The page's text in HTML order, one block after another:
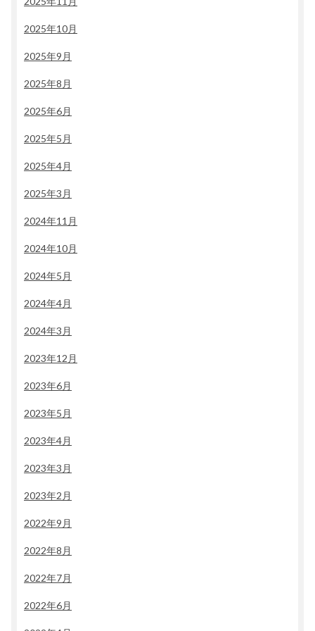
2025年10月
2025年9月
2025年8月
2025年6月
2025年5月
2025年4月
2025年3月
2024年11月
2024年10月
2024年5月
2024年4月
2024年3月
2023年12月
2023年6月
2023年5月
2023年4月
2023年3月
2023年2月
2022年9月
2022年8月
2022年7月
2022年6月